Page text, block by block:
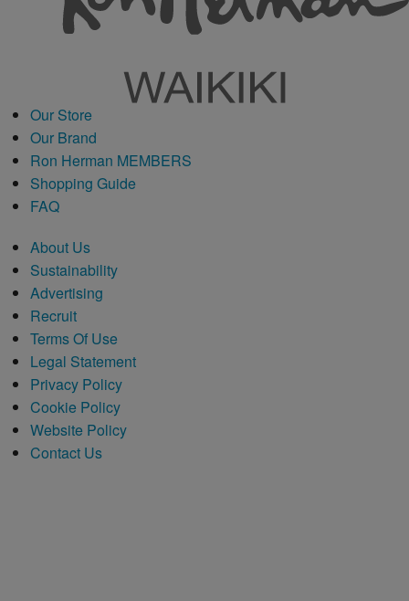
Our Store
Our Brand
Ron Herman MEMBERS
Shopping Guide
FAQ
About Us
Sustainability
Advertising
Recruit
Terms Of Use
Legal Statement
Privacy Policy
Cookie Policy
Website Policy
Contact Us